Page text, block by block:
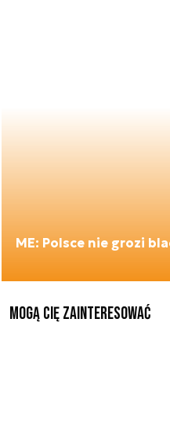
ME: Polsce nie grozi
Mogą Cię zainteresować